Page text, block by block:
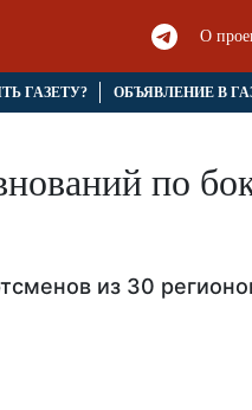
О
ГАЗЕТУ? ОБЪЯВЛЕНИЕ В
по
из 30